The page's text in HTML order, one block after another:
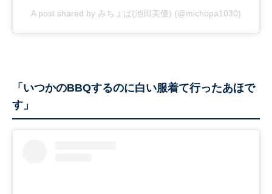
A post shared by みちょぱ(池田美優) (@michopa1030)
「いつかのBBQするのに白い服着て行ったあほで
す」